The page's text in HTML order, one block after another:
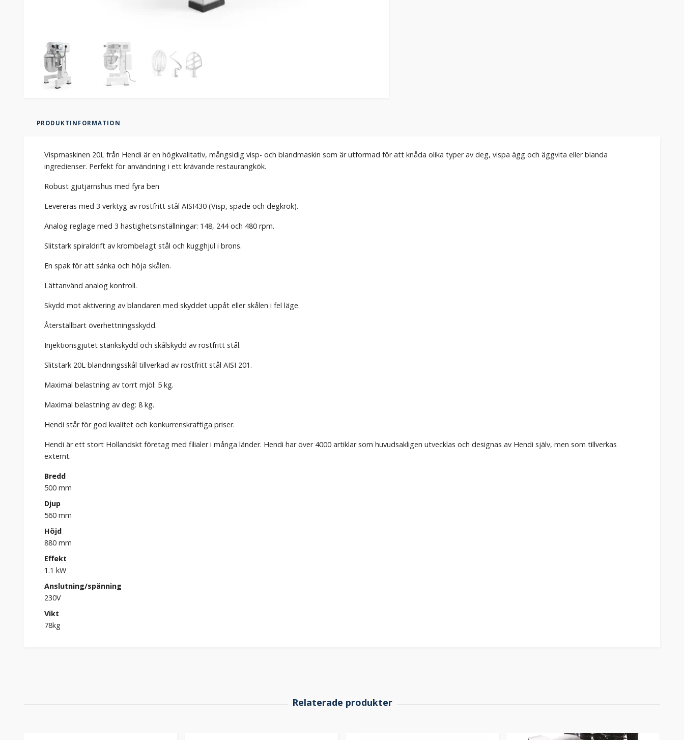
PRODUKTINFORMATION
Vispmaskinen 20L från Hendi är en högkvalitativ, mångsidig visp- och blandmaskin som är utformad för att knåda olika typer av deg, vispa ägg och äggvita eller blanda
ingredienser. Perfekt för användning i ett krävande restaurangkök.
Robust gjutjärnshus med fyra ben
Levereras med 3 verktyg av rostfritt stål AISI430 (Visp, spade och degkrok).
Analog reglage med 3 hastighetsinställningar: 148, 244 och 480 rpm.
Slitstark spiraldrift av krombelagt stål och kugghjul i brons.
En spak för att sänka och höja skålen.
Lättanvänd analog kontroll.
Skydd mot aktivering av blandaren med skyddet uppåt eller skålen i fel läge.
Återställbart överhettningsskydd.
Injektionsgjutet stänkskydd och skålskydd av rostfritt stål.
Slitstark 20L blandningsskål tillverkad av rostfritt stål AISI 201.
Maximal belastning av torrt mjöl: 5 kg.
Maximal belastning av deg: 8 kg.
Hendi står för god kvalitet och konkurrenskraftiga priser.
Hendi är ett stort Hollandskt företag med filialer i många länder. Hendi har över 4000 artiklar som huvudsakligen utvecklas och designas av Hendi själv, men som tillverkas
externt.
Bredd
500 mm
Djup
560 mm
Höjd
880 mm
Effekt
1.1 kW
Anslutning/spänning
230V
Vikt
78kg